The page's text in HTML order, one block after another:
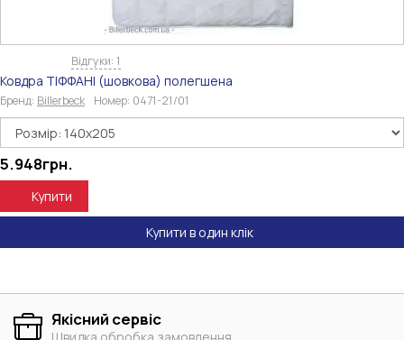
Відгуки: 1
Ковдра ТІФФАНІ (шовкова) полегшена
Бренд: Billerbeck Номер: 0471-21/01
5.948грн.
Купити
Купити в один клік
Якісний сервіс